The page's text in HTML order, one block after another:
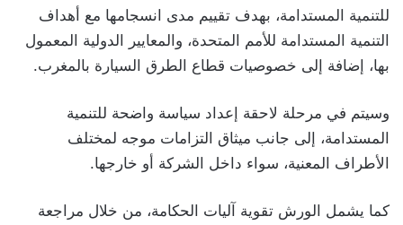
للتنمية المستدامة، بهدف تقييم مدى انسجامها مع أهداف
التنمية المستدامة للأمم المتحدة، والمعايير الدولية المعمول
بها، إضافة إلى خصوصيات قطاع الطرق السيارة بالمغرب.
وسيتم في مرحلة لاحقة إعداد سياسة واضحة للتنمية
المستدامة، إلى جانب ميثاق التزامات موجه لمختلف
الأطراف المعنية، سواء داخل الشركة أو خارجها.
كما يشمل الورش تقوية آليات الحكامة، من خلال مراجعة